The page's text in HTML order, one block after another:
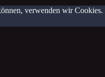
verwenden wir